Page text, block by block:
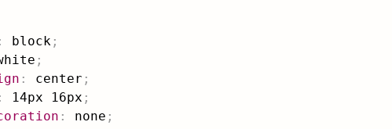
: block ;
;
: center ;
: 14px 16px ;
: none ;